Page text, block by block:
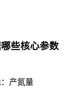
些核心参数
产氮量